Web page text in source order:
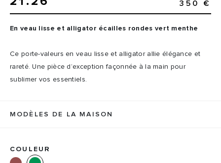
350 €
En veau lisse et alligator écailles rondes vert menthe
Ce porte-valeurs en veau lisse et alligator allie élégance et
rareté. Une pièce d’exception façonnée à la main pour
sublimer vos essentiels.
MODÈLES DE LA MAISON
COULEUR